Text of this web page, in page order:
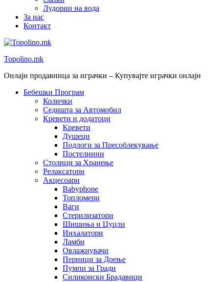
Лудории на вода
За нас
Контакт
Topolino.mk
Онлајн продавница за играчки – Купувајте играчки онлајн
Бебешки Програм
Колички
Седишта за Автомобил
Кревети и додатоци
Кревети
Душеци
Подлоги за Пресоблекување
Постелнини
Столици за Хранење
Релаксатори
Акцесоари
Babyphone
Топломери
Ваги
Стерилизатори
Шишиња и Цуцли
Инхалатори
Ламби
Овлажнувачи
Перници за Доење
Пумпи за Гради
Силиконски Брадавици